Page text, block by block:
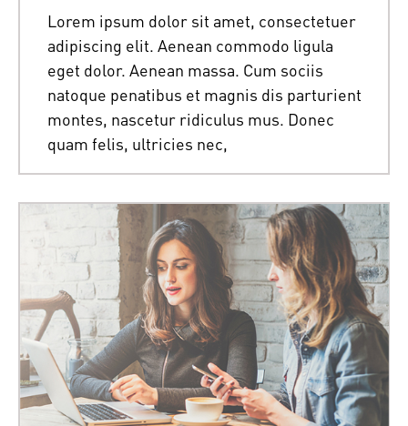
Lorem ipsum dolor sit amet, consectetuer
adipiscing elit. Aenean commodo ligula
eget dolor. Aenean massa. Cum sociis
natoque penatibus et magnis dis parturient
montes, nascetur ridiculus mus. Donec
quam felis, ultricies nec,